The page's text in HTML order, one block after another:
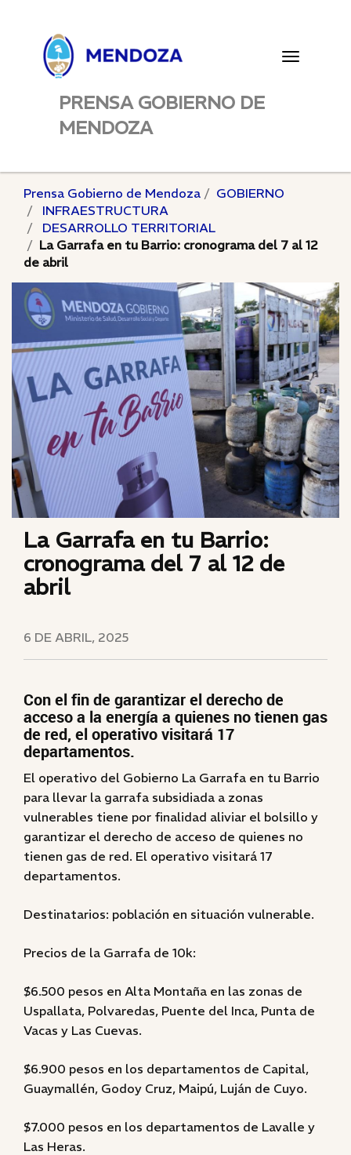
Toggle
PRENSA GOBIERNO DE
MENDOZA
Prensa Gobierno de Mendoza
GOBIERNO
INFRAESTRUCTURA
DESARROLLO TERRITORIAL
La Garrafa en tu Barrio: cronograma del 7 al 12
de abril
La Garrafa en tu Barrio:
cronograma del 7 al 12 de
abril
6 DE ABRIL, 2025
Con el fin de garantizar el derecho de
acceso a la energía a quienes no tienen gas
de red, el operativo visitará 17
departamentos.
El operativo del Gobierno La Garrafa en tu Barrio
para llevar la garrafa subsidiada a zonas
vulnerables tiene por finalidad aliviar el bolsillo y
garantizar el derecho de acceso de quienes no
tienen gas de red. El operativo visitará 17
departamentos.
Destinatarios: población en situación vulnerable.
Precios de la Garrafa de 10k:
$6.500 pesos en Alta Montaña en las zonas de
Uspallata, Polvaredas, Puente del Inca, Punta de
Vacas y Las Cuevas.
$6.900 pesos en los departamentos de Capital,
Guaymallén, Godoy Cruz, Maipú, Luján de Cuyo.
$7.000 pesos en los departamentos de Lavalle y
Las Heras.